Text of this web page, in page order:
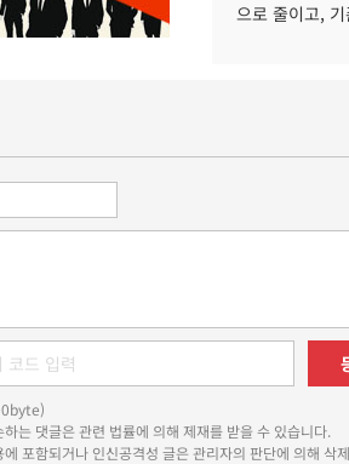
으로 줄이고,
는 댓글은 관련 법률에 의해 제재를 받을 수 있습니다.
포함되거나 인신공격성 글은 관리자의 판단에 의해 삭